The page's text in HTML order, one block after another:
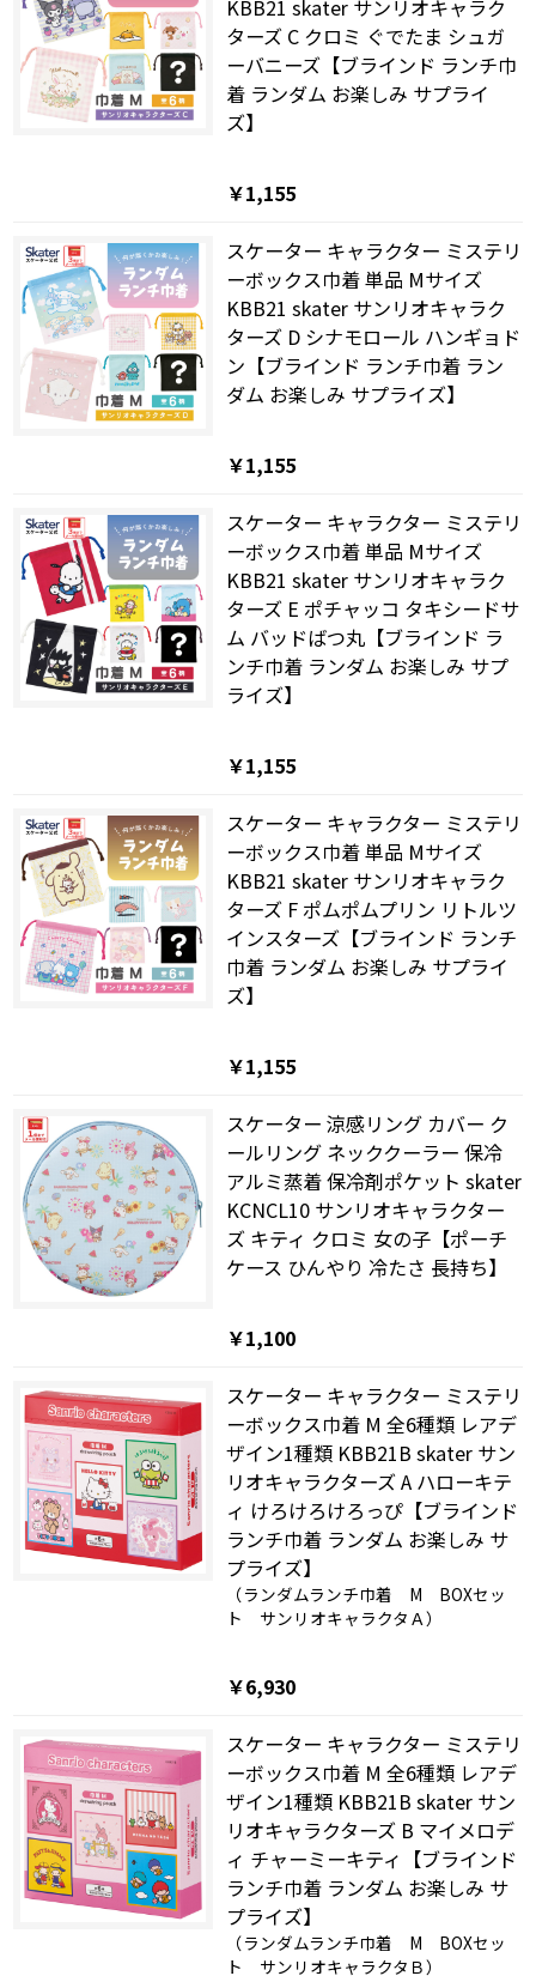
KBB21 skater サンリオキャラク
ターズ C クロミ ぐでたま シュガ
ーバニーズ【ブラインド ランチ巾
着 ランダム お楽しみ サプライ
ズ】
￥1,155
スケーター キャラクター ミステリ
ーボックス巾着 単品 Mサイズ
KBB21 skater サンリオキャラク
ターズ D シナモロール ハンギョド
ン【ブラインド ランチ巾着 ラン
ダム お楽しみ サプライズ】
￥1,155
スケーター キャラクター ミステリ
ーボックス巾着 単品 Mサイズ
KBB21 skater サンリオキャラク
ターズ E ポチャッコ タキシードサ
ム バッドばつ丸【ブラインド ラ
ンチ巾着 ランダム お楽しみ サプ
ライズ】
￥1,155
スケーター キャラクター ミステリ
ーボックス巾着 単品 Mサイズ
KBB21 skater サンリオキャラク
ターズ F ポムポムプリン リトルツ
インスターズ【ブラインド ランチ
巾着 ランダム お楽しみ サプライ
ズ】
￥1,155
スケーター 涼感リング カバー ク
ールリング ネッククーラー 保冷
アルミ蒸着 保冷剤ポケット skater
KCNCL10 サンリオキャラクター
ズ キティ クロミ 女の子【ポーチ
ケース ひんやり 冷たさ 長持ち】
￥1,100
スケーター キャラクター ミステリ
ーボックス巾着 M 全6種類 レアデ
ザイン1種類 KBB21B skater サン
リオキャラクターズ A ハローキテ
ィ けろけろけろっぴ【ブラインド
ランチ巾着 ランダム お楽しみ サ
プライズ】
（ランダムランチ巾着 M BOXセッ
ト サンリオキャラクタＡ）
￥6,930
スケーター キャラクター ミステリ
ーボックス巾着 M 全6種類 レアデ
ザイン1種類 KBB21B skater サン
リオキャラクターズ B マイメロデ
ィ チャーミーキティ【ブラインド
ランチ巾着 ランダム お楽しみ サ
プライズ】
（ランダムランチ巾着 M BOXセッ
ト サンリオキャラクタＢ）